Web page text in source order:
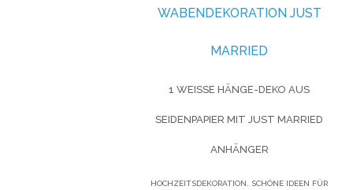
WABENDEKORATION JUST
MARRIED
1 WEISSE HÄNGE-DEKO AUS S
EIDENPAPIER MIT JUST MARRIED A
NHÄNGER
HOCHZEITSDEKORATION. SCHÖNE IDEEN FÜR